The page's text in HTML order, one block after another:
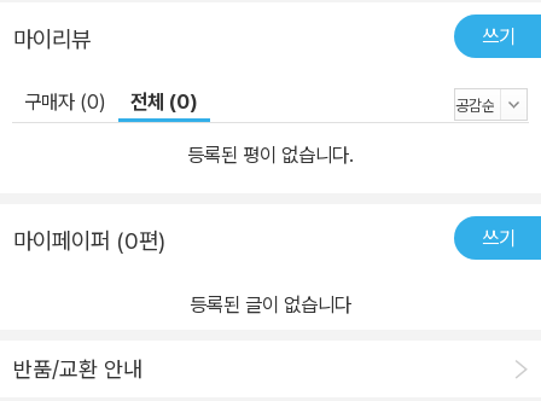
마이리뷰 쓰기
구매자 (0) 전체 (0)
등록된 평이 없습니다.
마이페이퍼 (0편) 쓰기
등록된 글이 없습니다
반품/교환 안내